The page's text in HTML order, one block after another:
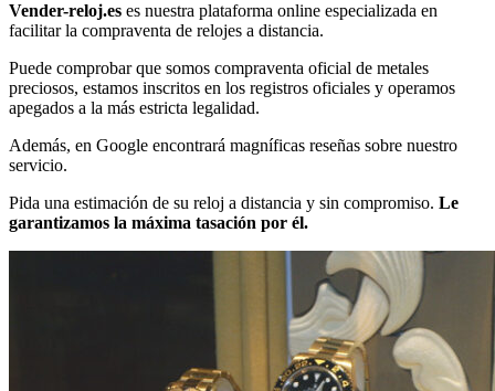
Vender-reloj.es es nuestra plataforma online especializada en
facilitar la compraventa de relojes a distancia.
Puede comprobar que somos compraventa oficial de metales
preciosos, estamos inscritos en los registros oficiales y operamos
apegados a la más estricta legalidad.
Además, en Google encontrará magníficas reseñas sobre nuestro
servicio.
Pida una estimación de su reloj a distancia y sin compromiso. Le
garantizamos la máxima tasación por él.